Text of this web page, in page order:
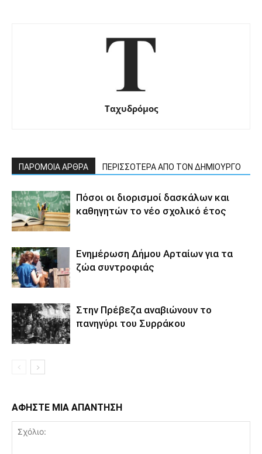
Ταχυδρόμος
ΠΑΡΟΜΟΙΑ ΑΡΘΡΑ ΠΕΡΙΣΣΟΤΕΡΑ ΑΠΟ ΤΟΝ ΔΗΜΙΟΥΡΓΟ
Πόσοι οι διορισμοί δασκάλων και
καθηγητών το νέο σχολικό έτος
Ενημέρωση Δήμου Αρταίων για τα
ζώα συντροφιάς
Στην Πρέβεζα αναβιώνουν το
πανηγύρι του Συρράκου
ΑΦΗΣΤΕ ΜΙΑ ΑΠΑΝΤΗΣΗ